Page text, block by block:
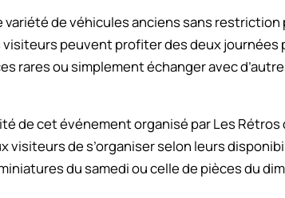
de véhicules anciens sans
visiteurs peuvent profiter des deux journées
rares ou simplement échanger avec
de cet événement organisé par Les Rétros
visiteurs de s’organiser selon leurs
du samedi ou celle de pièces du